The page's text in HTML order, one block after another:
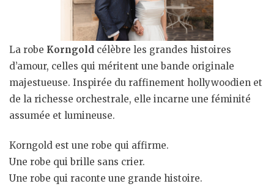
La robe Korngold célèbre les grandes histoires
d’amour, celles qui méritent une bande originale
majestueuse. Inspirée du raffinement hollywoodien et
de la richesse orchestrale, elle incarne une féminité
assumée et lumineuse.
Korngold est une robe qui affirme.
Une robe qui brille sans crier.
Une robe qui raconte une grande histoire.